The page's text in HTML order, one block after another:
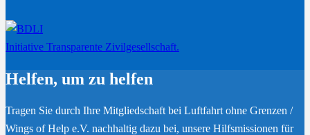
Initiative Transparente Zivilgesellschaft.
Helfen, um zu helfen
Tragen Sie durch Ihre Mitgliedschaft bei Luftfahrt ohne Grenzen /
Wings of Help e.V. nachhaltig dazu bei, unsere Hilfsmissionen für